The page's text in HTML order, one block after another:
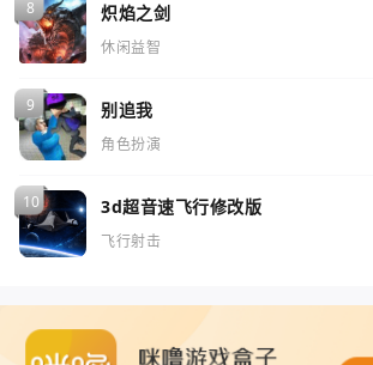
炽焰之剑
休闲益智
别追我
角色扮演
3d超音速飞行修改版
飞行射击